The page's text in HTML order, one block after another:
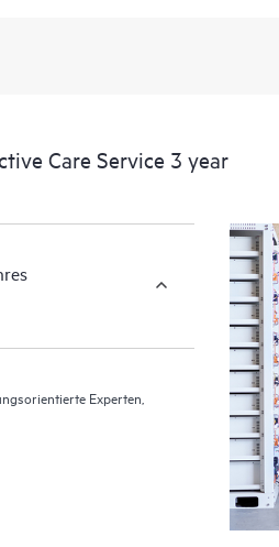
Care Service 3 year
Experten,